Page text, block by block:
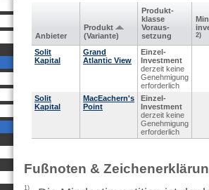
Anbieter
Produkt
(Variante)
Produkt­
klasse
Voraus­
setzung
2)
Solit
Kapital
Grand
Atlantic View
Einzel-
Investment
derzeit keine
Genehmigung
erforderlich
Solit
Kapital
MacEachern's
Point
Einzel-
Investment
derzeit keine
Genehmigung
erforderlich
Fußnoten &
1)